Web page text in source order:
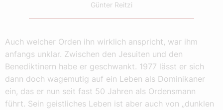
Günter Reitzi
Auch welcher Orden ihn wirklich anspricht, war ihm
anfangs unklar. Zwischen den Jesuiten und den
Benediktinern habe er geschwankt. 1977 lässt er sich
dann doch wagemutig auf ein Leben als Dominikaner
ein, das er nun seit fast 50 Jahren als Ordensmann
führt. Sein geistliches Leben ist aber auch von „dunklen